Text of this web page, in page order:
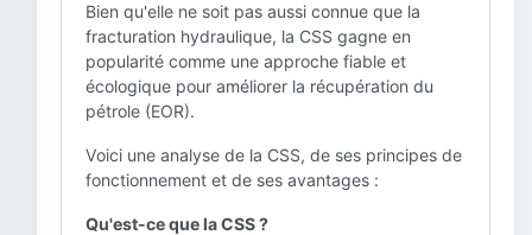
Bien qu'elle ne soit pas aussi connue que la
fracturation hydraulique, la CSS gagne en
popularité comme une approche fiable et
écologique pour améliorer la récupération du
pétrole (EOR).
Voici une analyse de la CSS, de ses principes de
fonctionnement et de ses avantages :
Qu'est-ce que la CSS ?